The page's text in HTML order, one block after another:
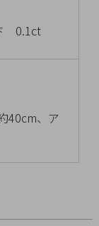
0.1ct
40cm、ア